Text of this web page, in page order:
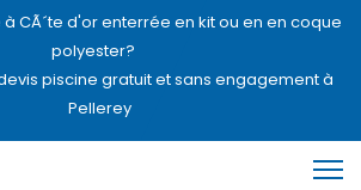
à CÃ´te d'or enterrée en kit ou en en coque
polyester?
piscine gratuit et sans engagement à
Pellerey